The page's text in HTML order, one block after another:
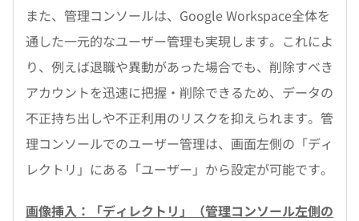
また、管理コンソールは、Google Workspace全体を
通した一元的なユーザー管理も実現します。これによ
り、例えば退職や異動があった場合でも、削除すべき
アカウントを迅速に把握・削除できるため、データの
不正持ち出しや不正利用のリスクを抑えられます。管
理コンソールでのユーザー管理は、画面左側の「ディ
レクトリ」にある「ユーザー」から設定が可能です。
画像挿入：「ディレクトリ」（管理コンソール左側の